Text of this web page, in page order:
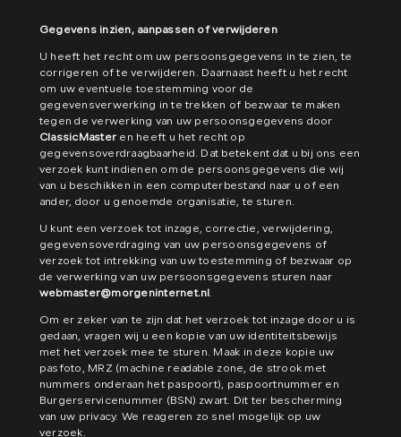
Gegevens inzien, aanpassen of verwijderen
U heeft het recht om uw persoonsgegevens in te zien, te
corrigeren of te verwijderen. Daarnaast heeft u het recht
om uw eventuele toestemming voor de
gegevensverwerking in te trekken of bezwaar te maken
tegen de verwerking van uw persoonsgegevens door
ClassicMaster en heeft u het recht op
gegevensoverdraagbaarheid. Dat betekent dat u bij ons een
verzoek kunt indienen om de persoonsgegevens die wij
van u beschikken in een computerbestand naar u of een
ander, door u genoemde organisatie, te sturen.
U kunt een verzoek tot inzage, correctie, verwijdering,
gegevensoverdraging van uw persoonsgegevens of
verzoek tot intrekking van uw toestemming of bezwaar op
de verwerking van uw persoonsgegevens sturen naar
webmaster@morgeninternet.nl .
Om er zeker van te zijn dat het verzoek tot inzage door u is
gedaan, vragen wij u een kopie van uw identiteitsbewijs
met het verzoek mee te sturen. Maak in deze kopie uw
pasfoto, MRZ (machine readable zone, de strook met
nummers onderaan het paspoort), paspoortnummer en
Burgerservicenummer (BSN) zwart. Dit ter bescherming
van uw privacy. We reageren zo snel mogelijk op uw
verzoek.